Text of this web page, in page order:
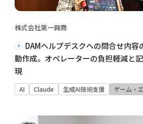
株式会社第一興商
DAMヘルプデスクへの問合せ内容
動作成。オペレーターの負担軽減と
現
AI Claude 生成AI技術支援 ゲーム・